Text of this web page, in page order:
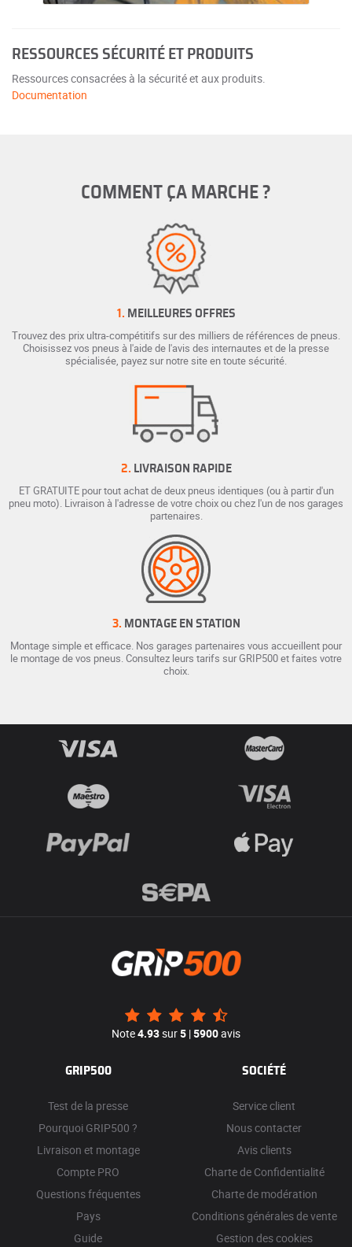
RESSOURCES SÉCURITÉ ET PRODUITS
Ressources consacrées à la sécurité et aux produits.
Documentation
COMMENT ÇA MARCHE ?
1. MEILLEURES OFFRES
Trouvez des prix ultra-compétitifs sur des milliers de références de pneus.
Choisissez vos pneus à l'aide de l'avis des internautes et de la presse
spécialisée, payez sur notre site en toute sécurité.
2. LIVRAISON RAPIDE
ET GRATUITE pour tout achat de deux pneus identiques (ou à partir d'un
pneu moto). Livraison à l'adresse de votre choix ou chez l'un de nos garages
partenaires.
3. MONTAGE EN STATION
Montage simple et efficace. Nos garages partenaires vous accueillent pour
le montage de vos pneus. Consultez leurs tarifs sur GRIP500 et faites votre
choix.
Note4.93sur5 |5900avis
GRIP500
Test de la presse
Pourquoi GRIP500 ?
Livraison et montage
Compte PRO
Questions fréquentes
Pays
Guide
SOCIÉTÉ
Service client
Nous contacter
Avis clients
Charte de Confidentialité
Charte de modération
Conditions générales de vente
Gestion des cookies